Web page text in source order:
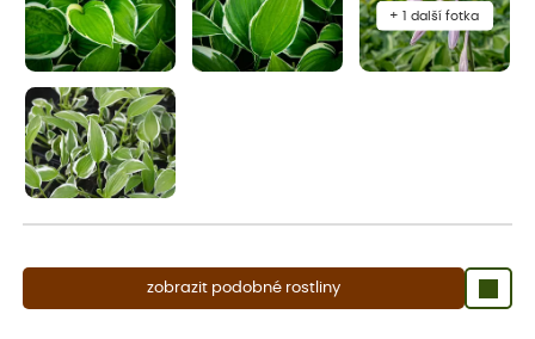
zobrazit podobné rostliny
+ 1 další fotka